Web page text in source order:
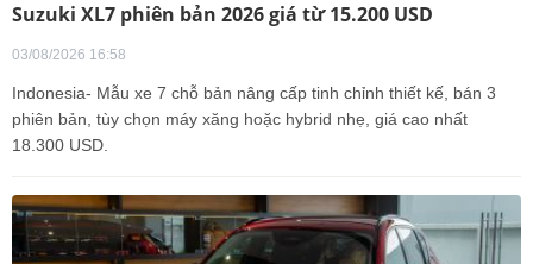
Suzuki XL7 phiên bản 2026 giá từ 15.200 USD
03/08/2026 16:58
Indonesia- Mẫu xe 7 chỗ bản nâng cấp tinh chỉnh thiết kế, bán 3
phiên bản, tùy chọn máy xăng hoặc hybrid nhẹ, giá cao nhất
18.300 USD.